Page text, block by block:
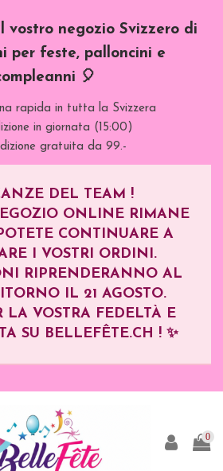
vostro negozio Svizzero di
per feste, palloncini e
🎈
rapida in tutta la Svizzera
in giornata (15:00)
gratuita da 99.-
DEL TEAM !
ONLINE RIMANE
CONTINUARE A
I VOSTRI ORDINI.
RIPRENDERANNO AL
IL 21 AGOSTO.
LA VOSTRA FEDELTÀ E
SU BELLEFÊTE.CH ! ✨
0